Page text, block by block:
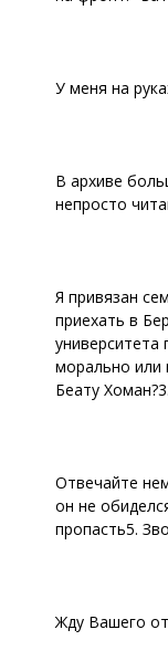
У меня на
В архиве
непросто
Я привязан
приехать в
морально или
Беату
Отвечайте
он не
пропасть5.
Жду Вашего